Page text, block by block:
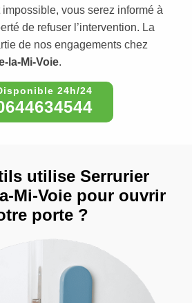
vous serez informé à
de refuser l’intervention. La
de nos engagements chez
la-Mi-Voie.
utilise Serrurier
Mi-Voie pour ouvrir
porte ?